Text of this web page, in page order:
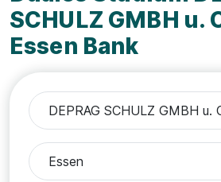
SCHULZ GMBH u.
Essen Bank